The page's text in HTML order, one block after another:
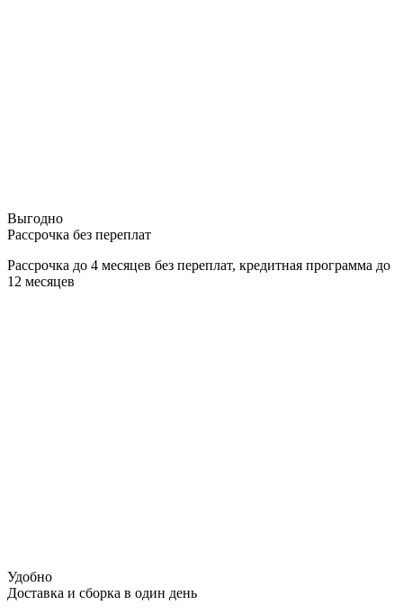
Выгодно
Рассрочка без переплат
Рассрочка до 4 месяцев без переплат, кредитная программа до
12 месяцев
Удобно
Доставка и сборка в один день